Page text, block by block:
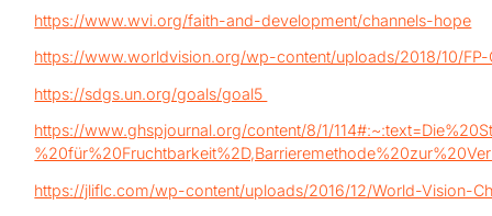
https://www.wvi.org/faith-and-development/channels-hope
https://www.worldvision.org/wp-content/uploads/2018/10/
https://sdgs.un.org/goals/goal5
https://www.ghspjournal.org/content/8/1/
https://jliflc.com/wp-content/uploads/2016/12/World-Vision-